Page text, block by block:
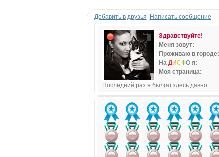
Добавить в друзья Написать сообщение
Здравствуйте!
Меня зовут:
Проживаю в городе:
На ДИСФОя:
Моя страница:
Последний раз я был(а) здесь давно